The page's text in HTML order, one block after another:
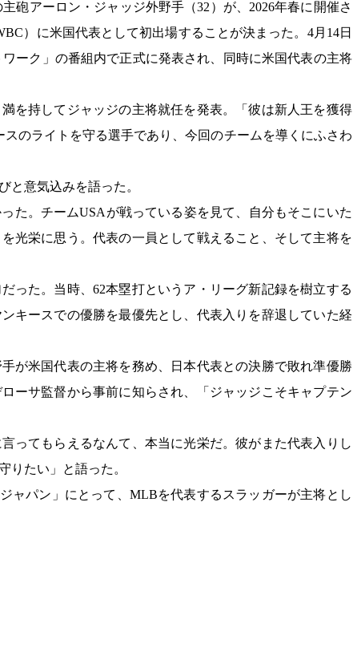
砲アーロン・ジャッジ外野手（32）が、2026年春に開催さ
）に米国代表として初出場することが決まった。4月14日
ーク」の番組内で正式に発表され、同時に米国代表の主将
を持してジャッジの主将就任を発表。「彼は新人王を獲得
のライトを守る選手であり、今回のチームを導くにふさわ
と意気込みを語った。
た。チームUSAが戦っている姿を見て、自分もそこにいた
光栄に思う。代表の一員として戦えること、そして主将を
った。当時、62本塁打というア・リーグ新記録を樹立する
キースでの優勝を最優先とし、代表入りを辞退していた経
が米国代表の主将を務め、日本代表との決勝で敗れ準優勝
ーサ監督から事前に知らされ、「ジャッジこそキャプテン
ってもらえるなんて、本当に光栄だ。彼がまた代表入りし
りたい」と語った。
ャパン」にとって、MLBを代表するスラッガーが主将とし